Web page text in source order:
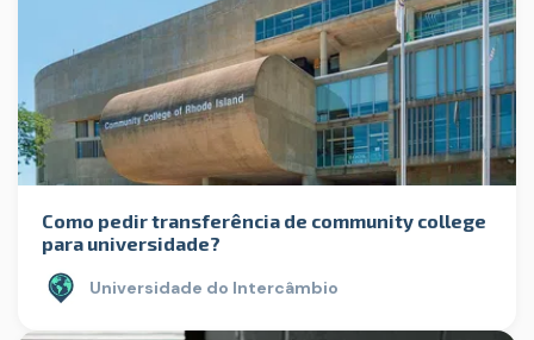
Como pedir transferência de community college
para universidade?
Universidade do Intercâmbio